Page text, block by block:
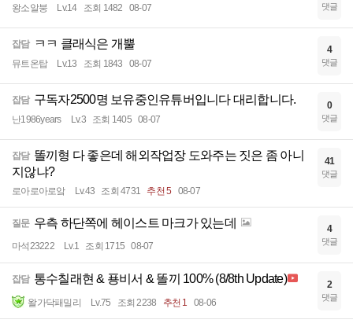
왕소알붕 Lv.14 조회 1482 08-07 댓글
잡담 ㅋㅋ 클래식은 개뿔
뮤트온탑 Lv.13 조회 1843 08-07
4
댓글
잡담 구독자2500명 보유중인유튜버입니다 대리합니다.
난1986years Lv.3 조회 1405 08-07
0
댓글
잡담 똘끼형 다 좋은데 해외작업장 도와주는 짓은 좀 아니
지않냐?
로아로아로앜 Lv.43 조회 4731 추천 5 08-07
41
댓글
질문 우측 하단쪽에 헤이스트 마크가 있는데
마석23222 Lv.1 조회 1715 08-07
4
댓글
잡담 통수칠래현 & 푱비서 & 똘끼 100% (8/8th Update)
왈가닥패밀리 Lv.75 조회 2238 추천 1 08-06
2
댓글